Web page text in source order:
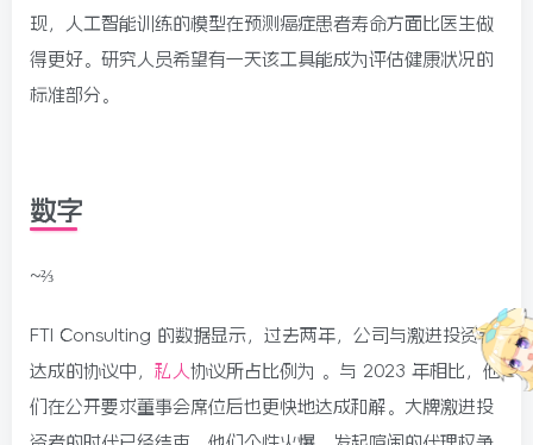
现，人工智能训练的模型在预测癌症患者寿命方面比医生做
得更好。研究人员希望有一天该工具能成为评估健康状况的
标准部分。
数字
~⅔
FTI Consulting 的数据显示，过去两年，公司与激进投资者
达成的协议中， 私人 协议所占比例为 。与 2023 年相比，他
们在公开要求董事会席位后也更快地达成和解。大牌激进投